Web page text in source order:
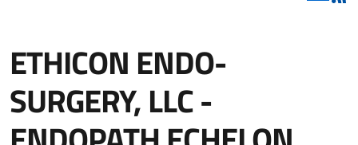
ETHICON ENDO-
SURGERY, LLC -